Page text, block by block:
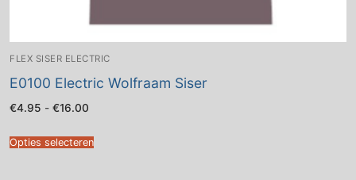
FLEX SISER ELECTRIC
E0100 Electric Wolfraam Siser
€4.95 - €16.00
€16.00
Opties selecteren